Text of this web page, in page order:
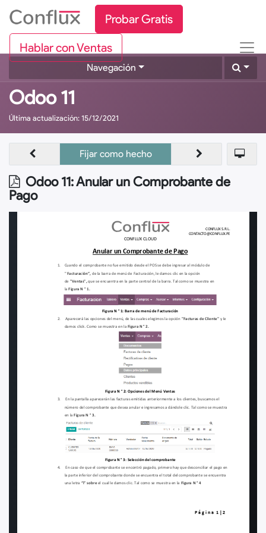
Probar Gratis
Hablar con Ventas
Navegación
Odoo 11
Última actualización: 15/12/2021
Odoo 11: Anular un Comprobante de
Pago
Fijar como hecho